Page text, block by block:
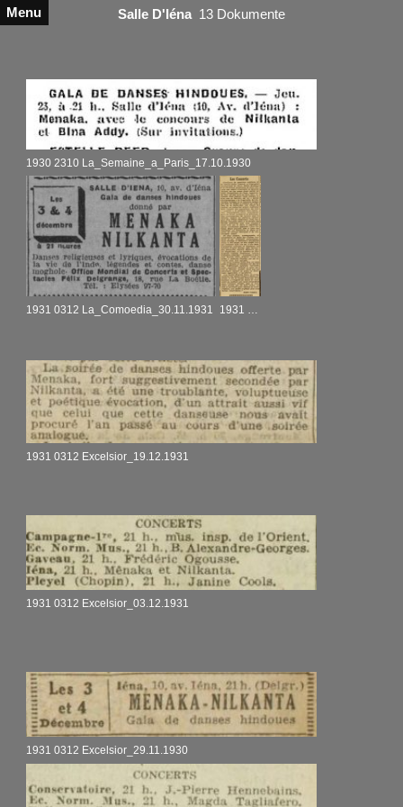
Menu Salle D'Iéna 13 Dokumente
1930 2310 La_Semaine_a_Paris_17.10.1930
1931 0312 La_Comoedia_30.11.1931
1931 0312 Excelsior_19.12.1931
1931 0312 Excelsior_03.12.1931
1931 0312 Excelsior_29.11.1930